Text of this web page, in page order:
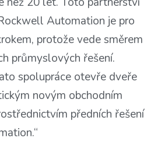
Automation je pro
protože vede směrem
průmyslových řešení.
spolupráce otevře dveře
novým obchodním
předních řešení